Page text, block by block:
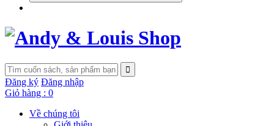
Đăng ký Đăng nhập
Giỏ hàng : 0
Về chúng tôi